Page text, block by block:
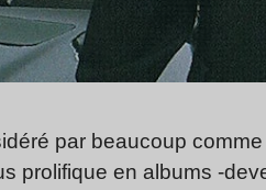
par beaucoup
prolifique en albums -